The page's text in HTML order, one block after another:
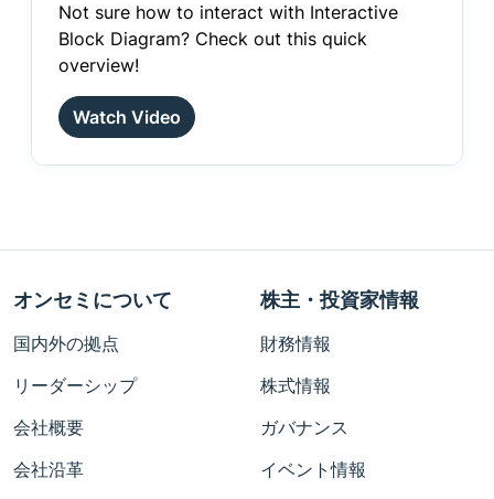
Not sure how to interact with Interactive
Block Diagram? Check out this quick
overview!
Watch Video
オンセミについて
国内外の拠点
リーダーシップ
会社概要
会社沿革
株主・投資家情報
財務情報
株式情報
ガバナンス
イベント情報